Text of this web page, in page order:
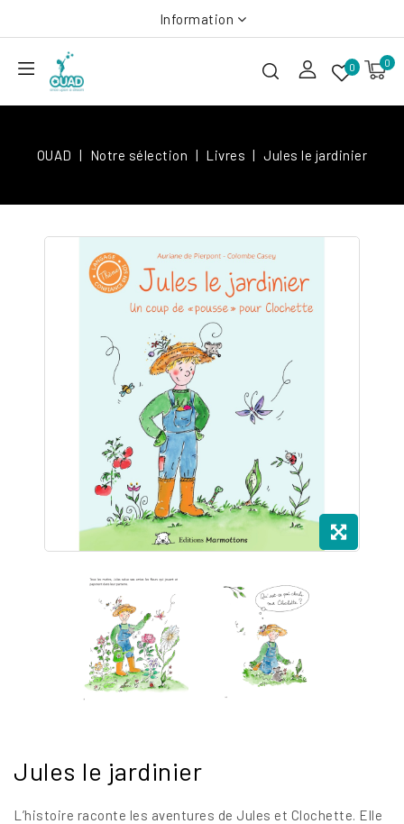
Information
0
0
OUAD Notre sélection Livres Jules le jardinier
Jules le jardinier
​L’histoire raconte les aventures de Jules et Clochette. Elle